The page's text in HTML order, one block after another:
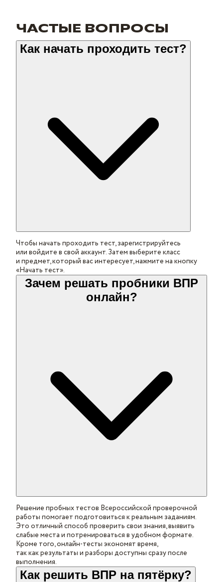
ЧАСТЫЕ ВОПРОСЫ
Как начать проходить тест?
Чтобы начать проходить тест, зарегистрируйтесь
или войдите в свой аккаунт. Затем выберите класс
и предмет, который вас интересует, нажмите на кнопку
«Начать тест».
Зачем решать пробники ВПР
онлайн?
Решение пробных тестов Всероссийской проверочной
работы помогает подготовиться к реальным заданиям.
Это отличный способ проверить свои знания, выявить
слабые места и потренироваться в удобном формате.
Кроме того, онлайн-тесты экономят время,
так как результаты и разборы доступны сразу после
выполнения.
Как решить ВПР на пятёрку?